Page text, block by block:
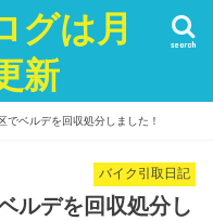
グは月
新
search
でベルデを回収処分しました！
バイク引取日記
ルデを回収処分し